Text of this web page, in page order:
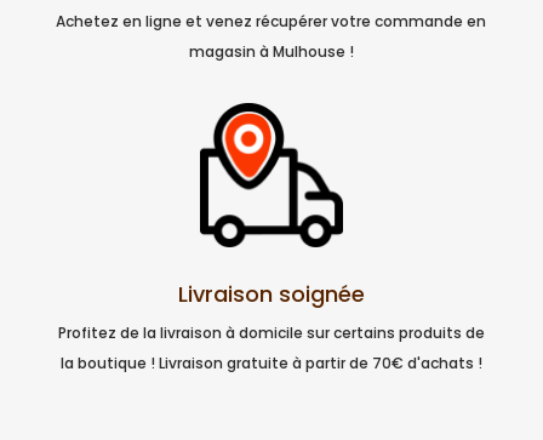
Achetez en ligne et venez récupérer votre commande en
magasin à Mulhouse !
Livraison soignée
Profitez de la livraison à domicile sur certains produits de
la boutique ! Livraison gratuite à partir de 70€ d'achats !